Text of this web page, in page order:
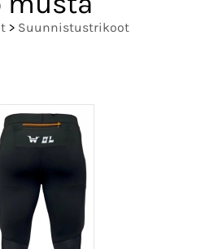
> Suunnistustrikoot